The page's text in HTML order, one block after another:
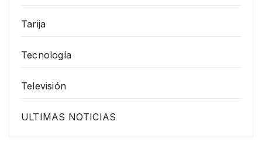
Tarija
Tecnología
Televisión
ULTIMAS NOTICIAS